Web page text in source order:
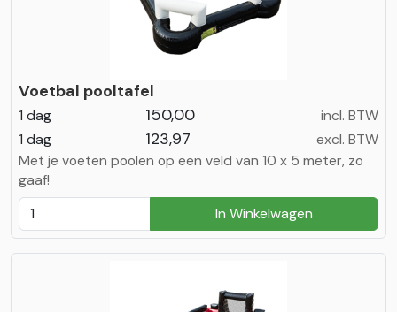
Voetbal pooltafel
1 dag 150,00
incl. BTW
1 dag
123,97
excl. BTW
Met je voeten poolen op een veld van 10 x 5 meter, zo
gaaf!
In Winkelwagen